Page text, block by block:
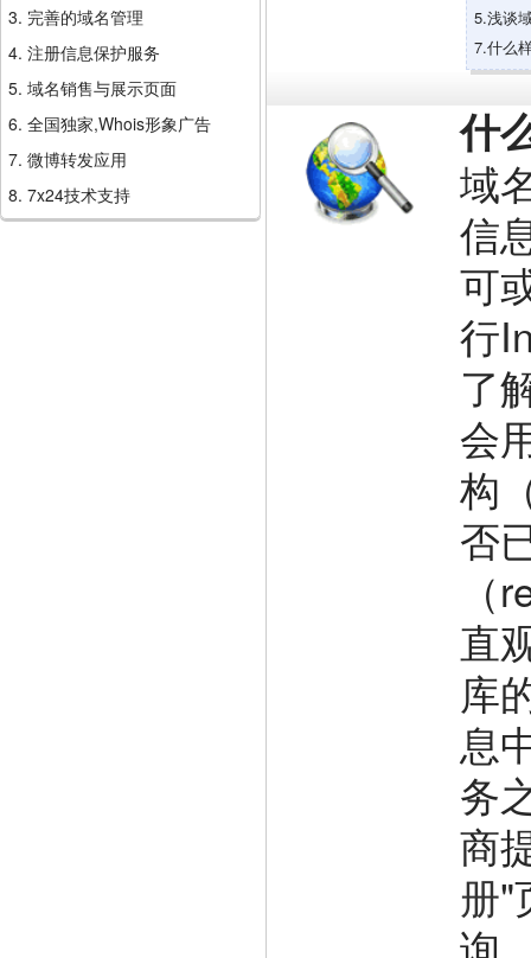
3. 完善的域名管理
4. 注册信息保护服务
5. 域名销售与展示页面
6. 全国独家,Whois形象广告
7. 微博转发应用
8. 7x24技术支持
5.浅谈
7.什么
什
域
信
可
行
了
会
构
否
直
库
息
务
商
册"